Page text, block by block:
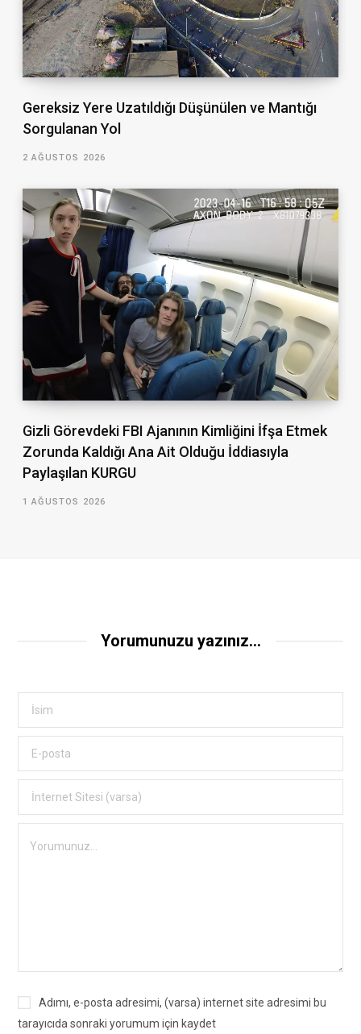
Gereksiz Yere Uzatıldığı Düşünülen ve Mantığı
Sorgulanan Yol
2 AĞUSTOS 2026
Gizli Görevdeki FBI Ajanının Kimliğini İfşa Etmek
Zorunda Kaldığı Ana Ait Olduğu İddiasıyla
Paylaşılan KURGU
1 AĞUSTOS 2026
Yorumunuzu yazınız...
Adımı, e-posta adresimi, (varsa) internet site adresimi bu
tarayıcıda sonraki yorumum için kaydet